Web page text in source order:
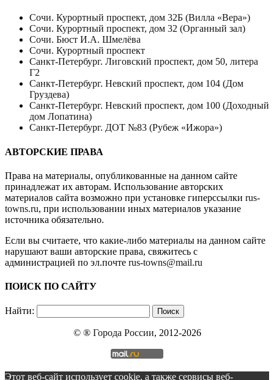
Сочи. Курортный проспект, дом 32Б (Вилла «Вера»)
Сочи. Курортный проспект, дом 32 (Органный зал)
Сочи. Бюст И.А. Шмелёва
Сочи. Курортный проспект
Санкт-Петербург. Лиговский проспект, дом 50, литера
Г2
Санкт-Петербург. Невский проспект, дом 104 (Дом
Груздева)
Санкт-Петербург. Невский проспект, дом 100 (Доходный
дом Лопатина)
Санкт-Петербург. ДОТ №83 (Рубеж «Ижора»)
АВТОРСКИЕ ПРАВА
Права на материалы, опубликованные на данном сайте
принадлежат их авторам. Использование авторских
материалов сайта возможно при установке гиперссылки rus-
towns.ru, при использовании иных материалов указание
источника обязательно.
Если вы считаете, что какие-либо материалы на данном сайте
нарушают ваши авторские права, свяжитесь с
администрацией по эл.почте rus-towns@mail.ru
ПОИСК ПО САЙТУ
Найти:
© ® Города России, 2012-2026
Этот веб-сайт использует cookie, а также сервисы веб-